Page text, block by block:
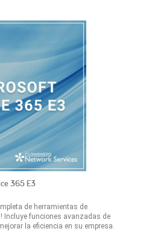
365 E3
de herramientas de
Incluye funciones avanzadas de
la eficiencia en su empresa.